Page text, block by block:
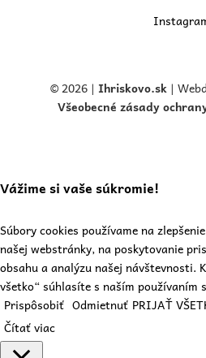
© 2026 | Ihriskovo.sk|
Všeobecné zásady
Vážime si vaše súkromie!
Súbory cookies používame na
našej webstránky, na poskytovanie
obsahu a analýzu našej
všetko“ súhlasíte s naším používaním
Prispôsobiť Odmietnuť PRIJAŤ
Čítať viac